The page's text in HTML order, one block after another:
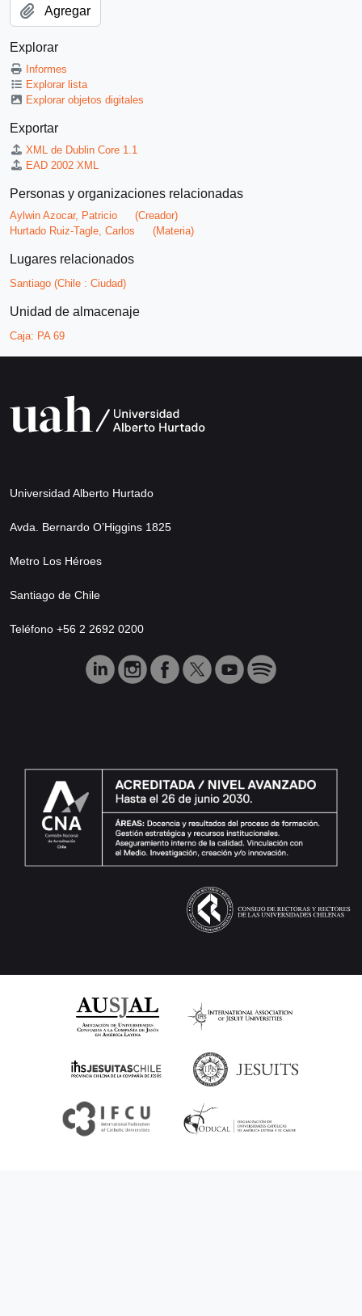
Agregar
Explorar
Informes
Explorar lista
Explorar objetos digitales
Exportar
XML de Dublin Core 1.1
EAD 2002 XML
Personas y organizaciones relacionadas
Aylwin Azocar, Patricio
(Creador)
Hurtado Ruiz-Tagle, Carlos
(Materia)
Lugares relacionados
Santiago (Chile : Ciudad)
Unidad de almacenaje
Caja: PA 69
Universidad Alberto Hurtado
Avda. Bernardo O’Higgins 1825
Metro Los Héroes
Santiago de Chile
Teléfono +56 2 2692 0200